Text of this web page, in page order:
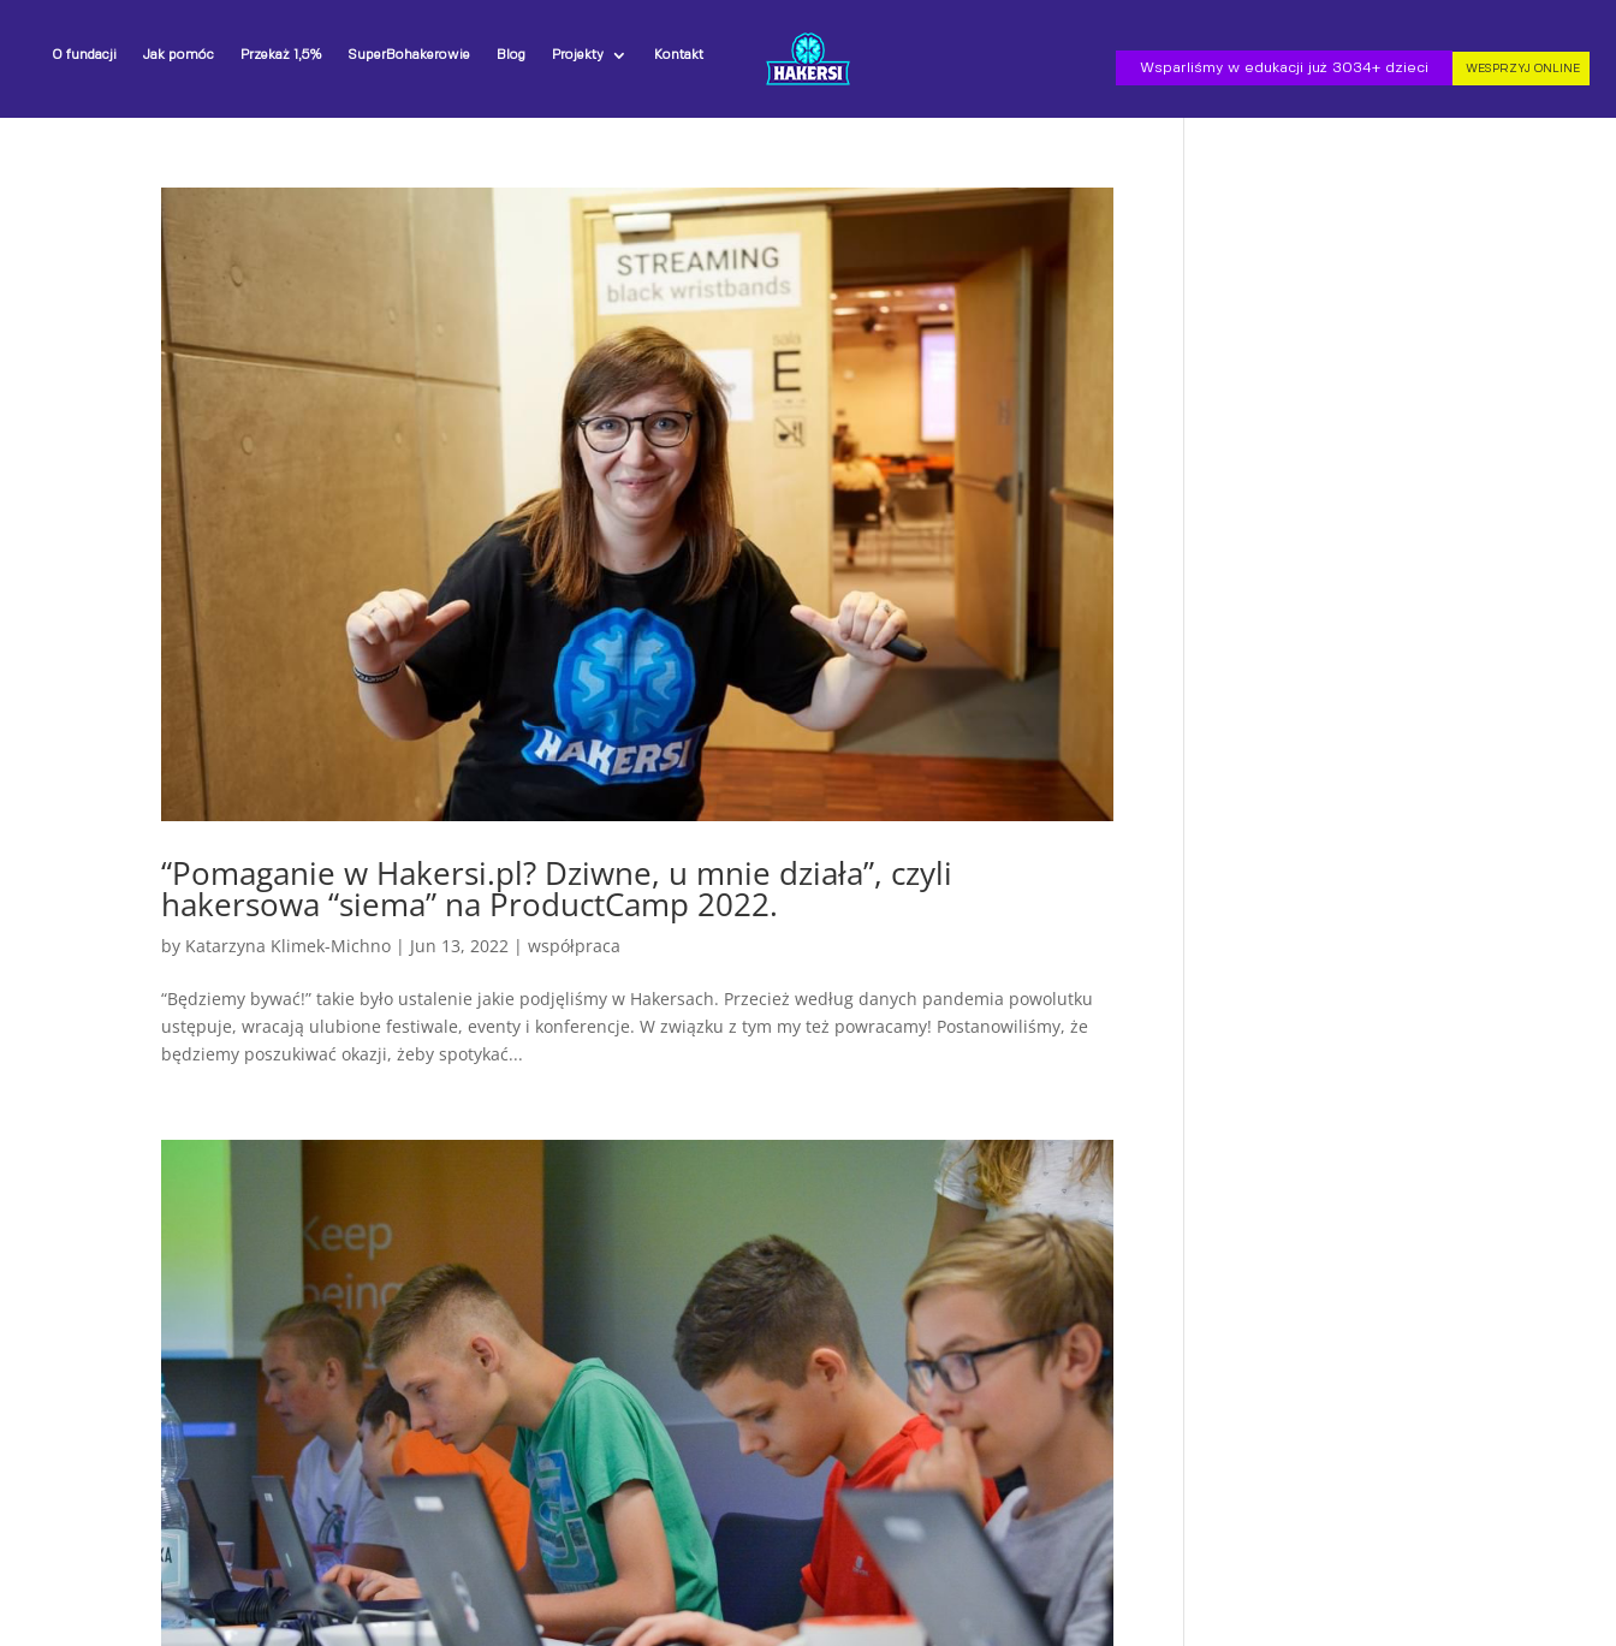
O fundacji Jak pomóc Przekaż 1,5% SuperBohakerowie Blog Projekty Kontakt
Wsparliśmy w edukacji już 3034+ dzieci WESPRZYJ ONLINE
“Pomaganie w Hakersi.pl? Dziwne, u mnie działa”, czyli
hakersowa “siema” na ProductCamp 2022.
by Katarzyna Klimek-Michno | Jun 13, 2022 |współpraca
“Będziemy bywać!” takie było ustalenie jakie podjęliśmy w Hakersach. Przecież według danych pandemia powolutku
ustępuje, wracają ulubione festiwale, eventy i konferencje. W związku z tym my też powracamy! Postanowiliśmy, że
będziemy poszukiwać okazji, żeby spotykać...